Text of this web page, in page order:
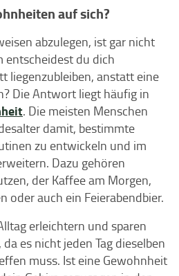
auf sich?
abzulegen, ist gar nicht
entscheidest du dich
liegenzubleiben, anstatt eine
Die Antwort liegt häufig in
. Die meisten Menschen
damit, bestimmte
zu entwickeln und im
Dazu gehören
der Kaffee am Morgen,
oder auch ein Feierabendbier.
erleichtern und sparen
es nicht jeden Tag dieselben
muss. Ist eine Gewohnheit